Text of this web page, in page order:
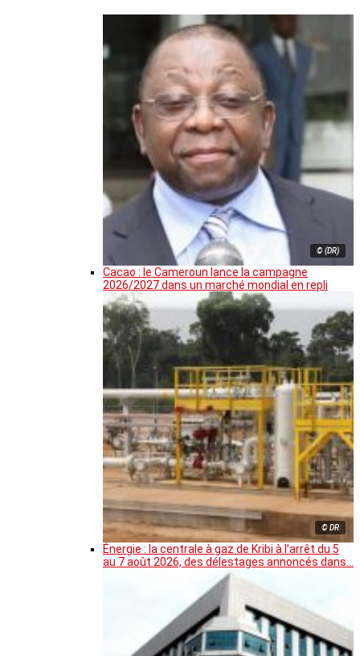
© (DR)
Cacao : le Cameroun lance la campagne
2026/2027 dans un marché mondial en repli
© DR
Énergie : la centrale à gaz de Kribi à l’arrêt du 5
au 7 août 2026, des délestages annoncés dans…